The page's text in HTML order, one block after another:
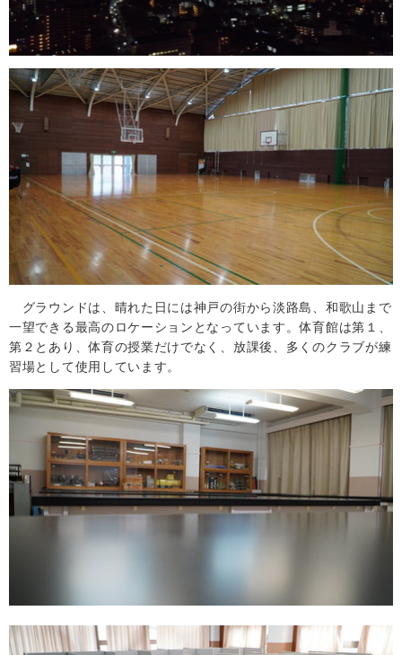
グラウンドは、晴れた日には神戸の街から淡路島、和歌山まで
一望できる最高のロケーションとなっています。体育館は第１、
第２とあり、体育の授業だけでなく、放課後、多くのクラブが練
習場として使用しています。